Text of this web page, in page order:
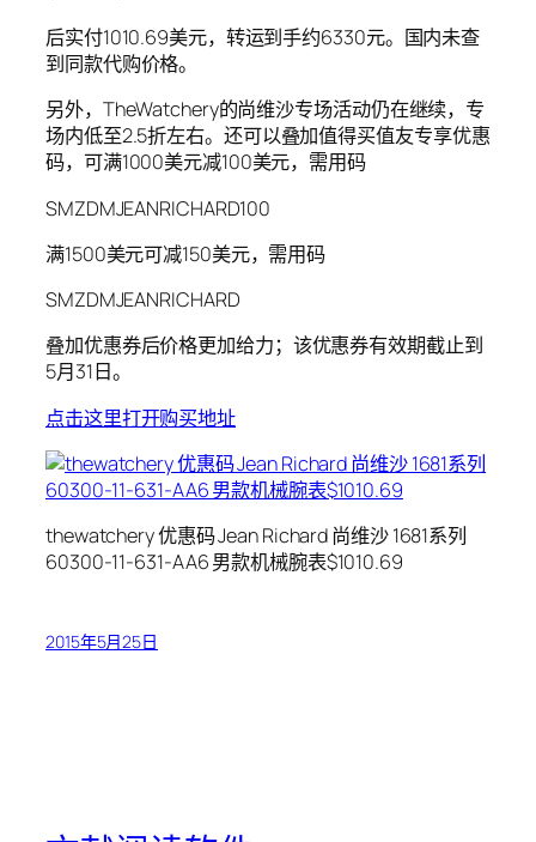
后实付1010.69美元，转运到手约6330元。国内未查
到同款代购价格。
另外，TheWatchery的尚维沙专场活动仍在继续，专
场内低至2.5折左右。还可以叠加值得买值友专享优惠
码，可满1000美元减100美元，需用码
SMZDMJEANRICHARD100
满1500美元可减150美元，需用码
SMZDMJEANRICHARD
叠加优惠券后价格更加给力；该优惠券有效期截止到
5月31日。
点击这里打开购买地址
thewatchery 优惠码 Jean Richard 尚维沙 1681系列
60300-11-631-AA6 男款机械腕表$1010.69
2015年5月25日